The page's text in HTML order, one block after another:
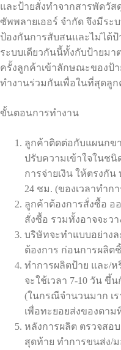
และป้ายสั่งทำจากสารพัดวั
ซัพพลายเออร์ จำกัด จึงมีร
ป้องกันการสับสนและไม่ได้ป้
ระบบเดียวกันนี้ทั้งกับป้ายมา
ครั้งลูกค้าเข้าลักษณะของป้า
ทำงานร่วมกันเพื่อในที่สุดลู
ขั้นตอนการทำงาน
ลูกค้าติดต่อกับแผนกข
ปรับความเข้าใจในช
การจ่ายเงิน ให้ตรงกั
24 ชม. (ของเวลาทำก
ลูกค้าต้องการสั่งซื้อ อ
สั่งซื้อ รวมทั้งอาจจะว
บริษัทจะทำแบบอย่าง
ต้องการ ก่อนการผลิต
ทำการผลิตป้าย และ/
จะใช้เวลา 7-10 วัน ขึ้
(ในกรณีจำนวนมาก เ
เพื่อทะยอยส่งของตาม
หลังการผลิต ตรวจสอ
สุดท้าย ทำการขนส่ง/